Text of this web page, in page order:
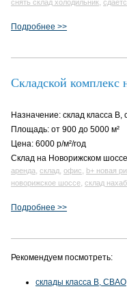
снять склад холодильник,
Подробнее >>
Складской комплекс
Назначение: склад класса B,
Площадь: от 900 до 5000 м²
Цена: 6000 р/м²/год
Склад на Новорижском
аренда, склад, офис, b+ новая
новорижское шоссе, склад
Подробнее >>
Рекомендуем посмотреть:
склады класса B, СВАО